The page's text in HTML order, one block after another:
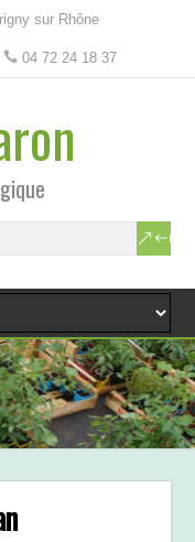
sur Rhône
04 72 24 18 37